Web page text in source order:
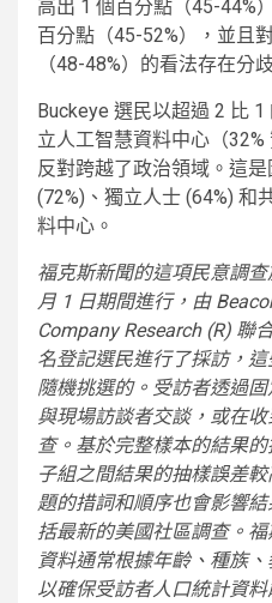
高出 1 個百分點（45-44%
百分點（45-52%），並且
（48-48%）的看法存在分
Buckeye 選民以超過 2 比
立人工智慧資料中心（
反對跨越了政治領域。這
(72%)、獨立人士 (64%) 和
料中心。
福克斯新聞的這項民意調
月 1 日期間進行，由
Company Research (R) 聯
名登記選民進行了採訪，
隨機挑選的。受訪者透過
與現場訪談者交談，或在
查。基於完整樣本的結果
子組之間結果的抽樣誤差
題的措詞和順序也會影響
括最新的美國社區調查。
資料通常根據年齡、種族
以確保受訪者人口統計資